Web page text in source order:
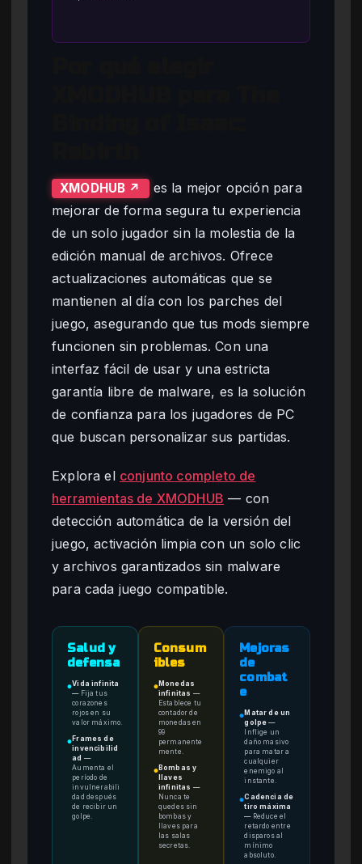
XMODHUB ↗
es la mejor opción para
mejorar de forma segura tu experiencia
de un solo jugador sin la molestia de la
edición manual de archivos. Ofrece
actualizaciones automáticas que se
mantienen al día con los parches del
juego, asegurando que tus mods siempre
funcionen sin problemas. Con una
interfaz fácil de usar y una estricta
garantía libre de malware, es la solución
de confianza para los jugadores de PC
que buscan personalizar sus partidas.
Explora el conjunto completo de
herramientas de XMODHUB — con
detección automática de la versión del
juego, activación limpia con un solo clic
y archivos garantizados sin malware
para cada juego compatible.
Salud y
defensa
●Vida infinita
— Fija tus
corazones
rojos en su
valor máximo.
● Frames de
invencibilid
ad —
Aumenta el
período de
invulnerabili
dad después
de recibir un
golpe.
Consum
ibles
● Monedas
infinitas —
Establece tu
contador de
monedas en
99
permanente
mente.
● Bombas y
llaves
infinitas —
Nunca te
quedes sin
bombas y
llaves para
las salas
secretas.
Mejoras
de
combat
e
●Matar de un
golpe —
Inflige un
daño masivo
para matar a
cualquier
enemigo al
instante.
●Cadencia de
tiro máxima
— Reduce el
retardo entre
disparos al
mínimo
absoluto.